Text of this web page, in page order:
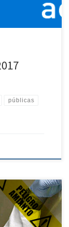
públicas
con la